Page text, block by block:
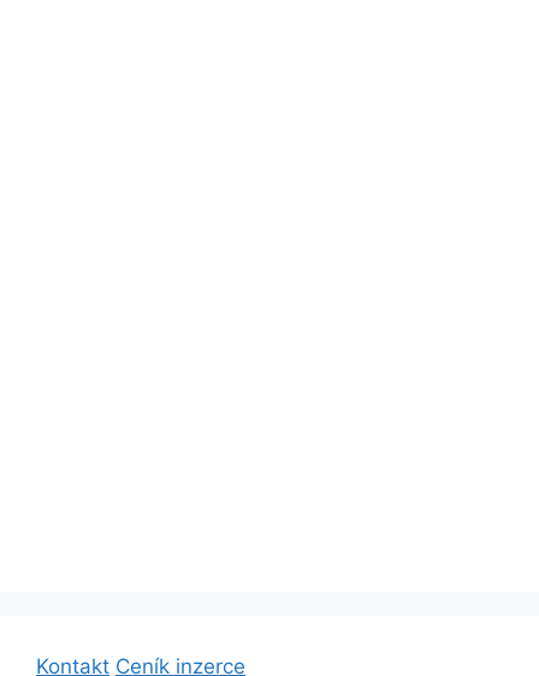
Kontakt Ceník inzerce